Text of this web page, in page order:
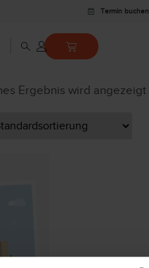
Termin buchen
Ergebnis wird angezeigt